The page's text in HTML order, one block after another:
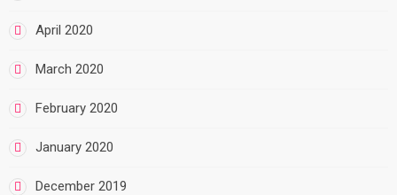
April 2020
March 2020
February 2020
January 2020
December 2019